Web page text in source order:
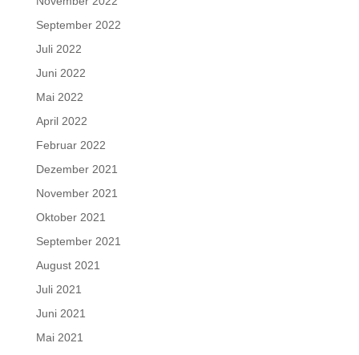
September 2022
Juli 2022
Juni 2022
Mai 2022
April 2022
Februar 2022
Dezember 2021
November 2021
Oktober 2021
September 2021
August 2021
Juli 2021
Juni 2021
Mai 2021